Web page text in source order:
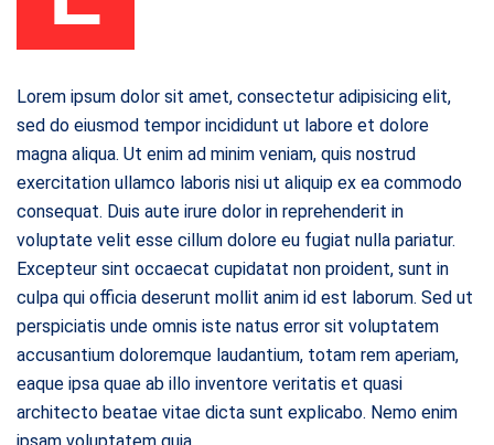
Lorem ipsum dolor sit amet, consectetur adipisicing elit,
sed do eiusmod tempor incididunt ut labore et dolore
magna aliqua. Ut enim ad minim veniam, quis nostrud
exercitation ullamco laboris nisi ut aliquip ex ea commodo
consequat. Duis aute irure dolor in reprehenderit in
voluptate velit esse cillum dolore eu fugiat nulla pariatur.
Excepteur sint occaecat cupidatat non proident, sunt in
culpa qui officia deserunt mollit anim id est laborum. Sed ut
perspiciatis unde omnis iste natus error sit voluptatem
accusantium doloremque laudantium, totam rem aperiam,
eaque ipsa quae ab illo inventore veritatis et quasi
architecto beatae vitae dicta sunt explicabo. Nemo enim